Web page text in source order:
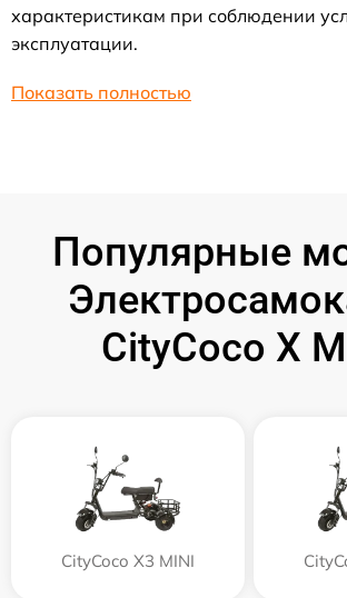
характеристикам при соблюдении
эксплуатации.
Показать полностью
Популярные
CityCoco X
CityCoco X3 MINI